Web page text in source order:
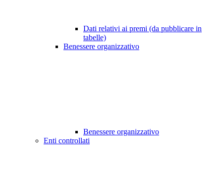
Dati relativi ai premi (da pubblicare in
tabelle)
Benessere organizzativo
Benessere organizzativo
Enti controllati